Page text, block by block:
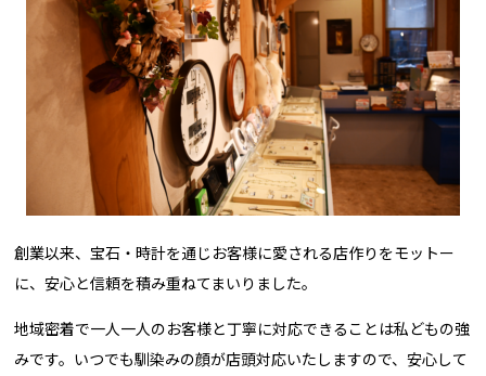
創業以来、宝石・時計を通じお客様に愛される店作りをモットー
に、安心と信頼を積み重ねてまいりました。
地域密着で一人一人のお客様と丁寧に対応できることは私どもの強
みです。いつでも馴染みの顔が店頭対応いたしますので、安心して